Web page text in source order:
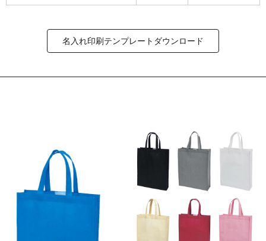
名入れ印刷テンプレートダウンロード